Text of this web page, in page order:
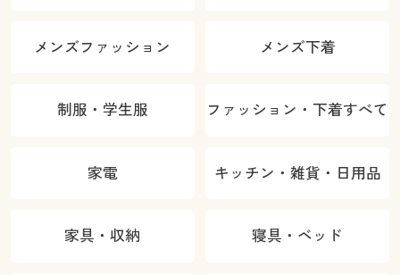
メンズファッション メンズ下着
制服・学生服 ファッション・下着すべて
家電 キッチン・雑貨・日用品
家具・収納 寝具・ベッド